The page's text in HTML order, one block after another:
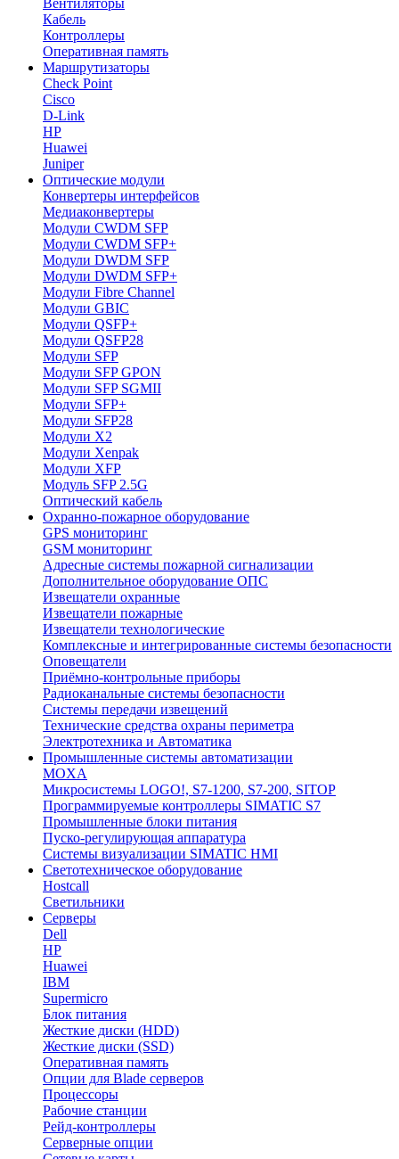
Вентиляторы
Кабель
Контроллеры
Оперативная память
Маршрутизаторы
Check Point
Cisco
D-Link
HP
Huawei
Juniper
Оптические модули
Конвертеры интерфейсов
Медиаконвертеры
Модули CWDM SFP
Модули CWDM SFP+
Модули DWDM SFP
Модули DWDM SFP+
Модули Fibre Channel
Модули GBIC
Модули QSFP+
Модули QSFP28
Модули SFP
Модули SFP GPON
Модули SFP SGMII
Модули SFP+
Модули SFP28
Модули X2
Модули Xenpak
Модули XFP
Модуль SFP 2.5G
Оптический кабель
Охранно-пожарное оборудование
GPS мониторинг
GSM мониторинг
Адресные системы пожарной сигнализации
Дополнительное оборудование ОПС
Извещатели охранные
Извещатели пожарные
Извещатели технологические
Комплексные и интегрированные системы безопасноcти
Оповещатели
Приёмно-контрольные приборы
Радиоканальные системы безопасности
Системы передачи извещений
Технические средства охраны периметра
Электротехника и Автоматика
Промышленные системы автоматизации
MOXA
Микросистемы LOGO!, S7-1200, S7-200, SITOP
Программируемые контроллеры SIMATIC S7
Промышленные блоки питания
Пуско-регулирующая аппаратура
Системы визуализации SIMATIC HMI
Светотехническое оборудование
Hostcall
Светильники
Серверы
Dell
HP
Huawei
IBM
Supermicro
Блок питания
Жесткие диски (HDD)
Жесткие диски (SSD)
Оперативная память
Опции для Blade серверов
Процессоры
Рабочие станции
Рейд-контроллеры
Серверные опции